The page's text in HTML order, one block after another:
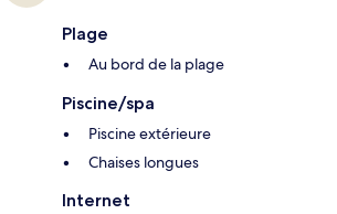
Plage
Au bord de la plage
Piscine/spa
Piscine extérieure
Chaises longues
Internet